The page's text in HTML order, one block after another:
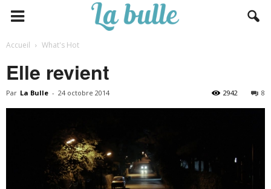
Accueil What's Hot
Elle revient
Par La Bulle - 24 octobre 2014 8
2942